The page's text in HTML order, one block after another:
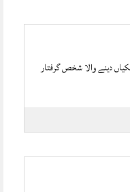
دینے والا شخص گرفتار